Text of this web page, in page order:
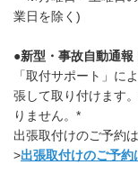
業日を除く)
●新型・事故自動通
「取付サポート」に
張して取り付けます
りません。*
出張取付けのご予約
>出張取付けのご予約